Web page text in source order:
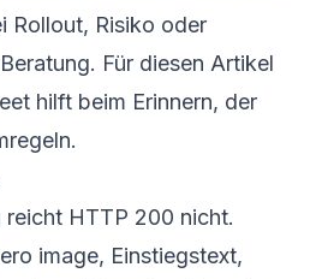
Rollout, Risiko oder
Beratung. Für diesen Artikel
hilft beim Erinnern, der
reicht HTTP 200 nicht.
image, Einstiegstext,